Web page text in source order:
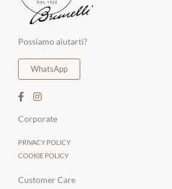
Possiamo aiutarti?
WhatsApp
Corporate
PRIVACY POLICY
COOKIE POLICY
Customer Care